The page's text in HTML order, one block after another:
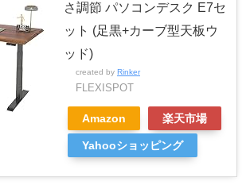
さ調節 パソコンデスク E7セ
ット (足黒+カーブ型天板ウ
ッド)
created by Rinker
FLEXISPOT
Amazon 楽天市場
Yahooショッピング